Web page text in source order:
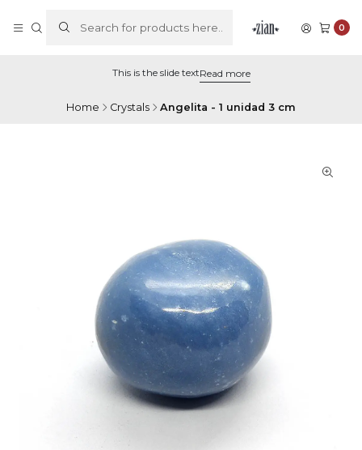
0
This is the slide textRead more
Home Crystals Angelita - 1 unidad 3 cm